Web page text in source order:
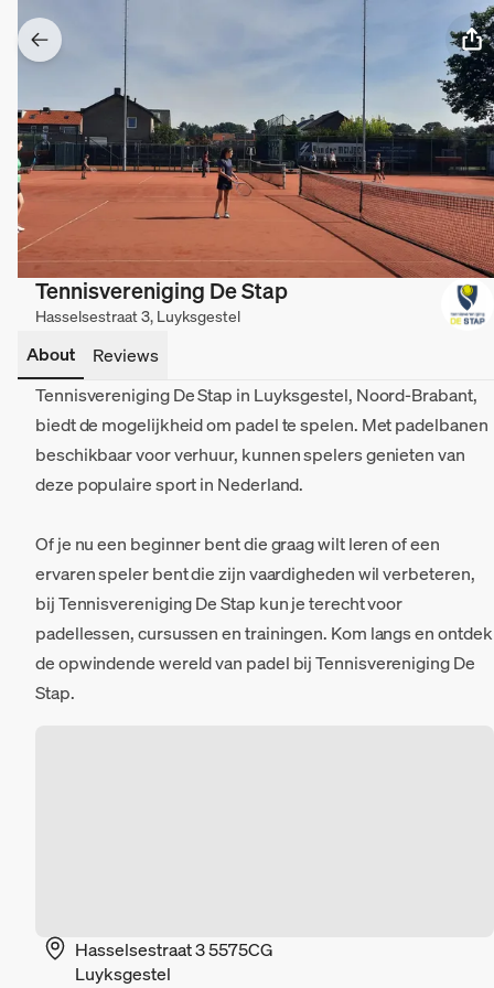
Tennisvereniging De Stap
Hasselsestraat 3, Luyksgestel
About
Reviews
Tennisvereniging De Stap in Luyksgestel, Noord-Brabant,
biedt de mogelijkheid om padel te spelen. Met padelbanen
beschikbaar voor verhuur, kunnen spelers genieten van
deze populaire sport in Nederland.
Of je nu een beginner bent die graag wilt leren of een
ervaren speler bent die zijn vaardigheden wil verbeteren,
bij Tennisvereniging De Stap kun je terecht voor
padellessen, cursussen en trainingen. Kom langs en ontdek
de opwindende wereld van padel bij Tennisvereniging De
Stap.
Hasselsestraat 3 5575CG
Luyksgestel